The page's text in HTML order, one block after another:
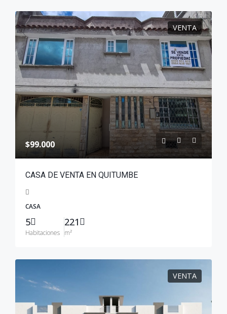
VENTA
$99.000
CASA DE VENTA EN QUITUMBE
CASA
5
Habitaciones
221
m²
VENTA